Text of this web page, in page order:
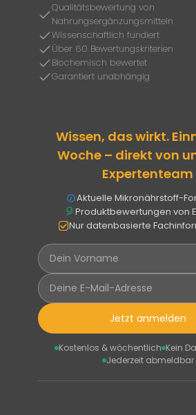
Qualitätsbewertung von
Nahrungsergänzungsmitteln
Wissenschaftlich fundiert
Über 60 Bewertungskriterien
Biochemisch bewertet
Garantiert unabhängig
Wissen, das wirkt.
Woche – direkt von
Expertenteam
Aktuelle Mikronährstoff-
Produktbewertungen von
Nur datenbasierte
Jetzt anmelden
Kostenlos & wöchentlich Kein
Jederzeit abmeldbar